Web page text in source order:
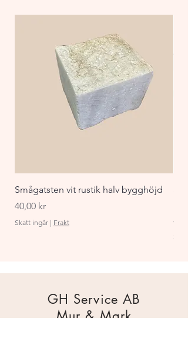
Smågatsten vit rustik halv bygghöjd
Pris
40,00 kr
Skatt ingår | Frakt
Pris
GH Service AB
Mur & Mark